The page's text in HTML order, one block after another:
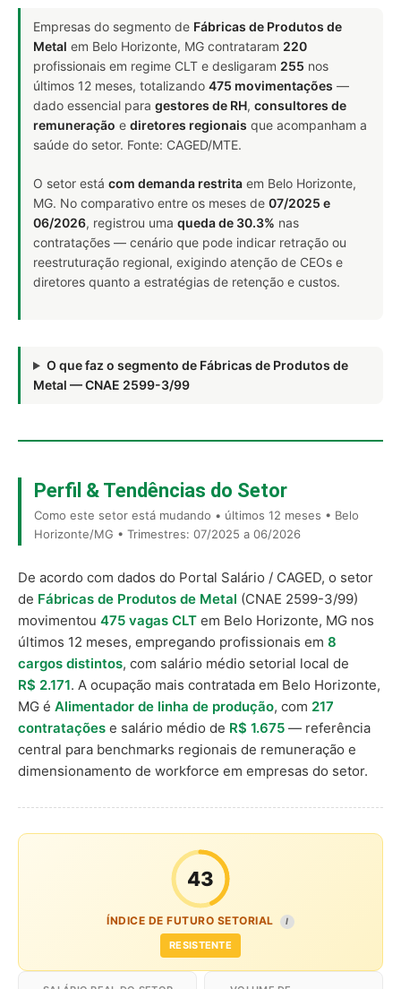
Empresas do segmento de Fábricas de Produtos de
Metal em Belo Horizonte, MG contrataram 220
profissionais em regime CLT e desligaram 255 nos
últimos 12 meses, totalizando 475 movimentações —
dado essencial para gestores de RH, consultores de
remuneração e diretores regionais que acompanham a
saúde do setor. Fonte: CAGED/MTE.
O setor está com demanda restrita em Belo Horizonte,
MG. No comparativo entre os meses de 07/2025 e
06/2026, registrou uma queda de 30.3% nas
contratações — cenário que pode indicar retração ou
reestruturação regional, exigindo atenção de CEOs e
diretores quanto a estratégias de retenção e custos.
O que faz o segmento de Fábricas de Produtos de
Metal — CNAE 2599-3/99
Perfil & Tendências do Setor
Como este setor está mudando • últimos 12 meses • Belo
Horizonte/MG • Trimestres: 07/2025 a 06/2026
De acordo com dados do Portal Salário / CAGED, o setor
de Fábricas de Produtos de Metal (CNAE 2599-3/99)
movimentou 475 vagas CLT em Belo Horizonte, MG nos
últimos 12 meses, empregando profissionais em 8
cargos distintos, com salário médio setorial local de
R$ 2.171. A ocupação mais contratada em Belo Horizonte,
MG é Alimentador de linha de produção, com 217
contratações e salário médio de R$ 1.675 — referência
central para benchmarks regionais de remuneração e
dimensionamento de workforce em empresas do setor.
43
ÍNDICE DE FUTURO SETORIAL I
RESISTENTE